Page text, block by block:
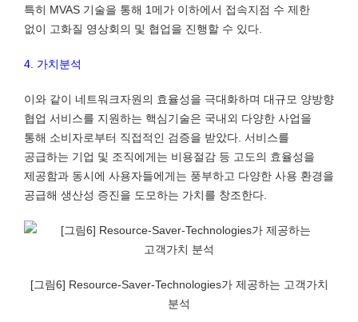
특히 MVAS 기술을 통해 1메가 이하에서 접속지점 수 제한
없이 고화질 영상회의 및 협업을 진행할 수 있다.
4. 가치분석
이와 같이 네트워크자원의 효율성을 극대화하며 대규모 양방향
협업 서비스를 지원하는 핵심기술은 국내외 다양한 사업을
통해 소비자로부터 직접적인 검증을 받았다. 서비스를
공급하는 기업 및 조직에게는 비용절감 등 고도의 효율성을
제공함과 동시에 사용자들에게는 풍부하고 다양한 사용 환경을
공급해 생산성 증진을 도모하는 가치를 창조한다.
[그림6] Resource-Saver-Technologies가 제공하는 고객가치
분석